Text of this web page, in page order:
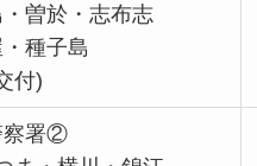
曽於・志布志
種子島
付)
察署②